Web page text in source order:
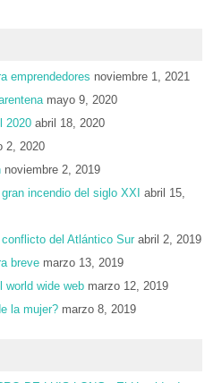
emprendedores noviembre 1, 2021
mayo 9, 2020
2020 abril 18, 2020
2, 2020
noviembre 2, 2019
incendio del siglo XXI abril 15,
del Atlántico Sur abril 2, 2019
breve marzo 13, 2019
world wide web marzo 12, 2019
la mujer? marzo 8, 2019